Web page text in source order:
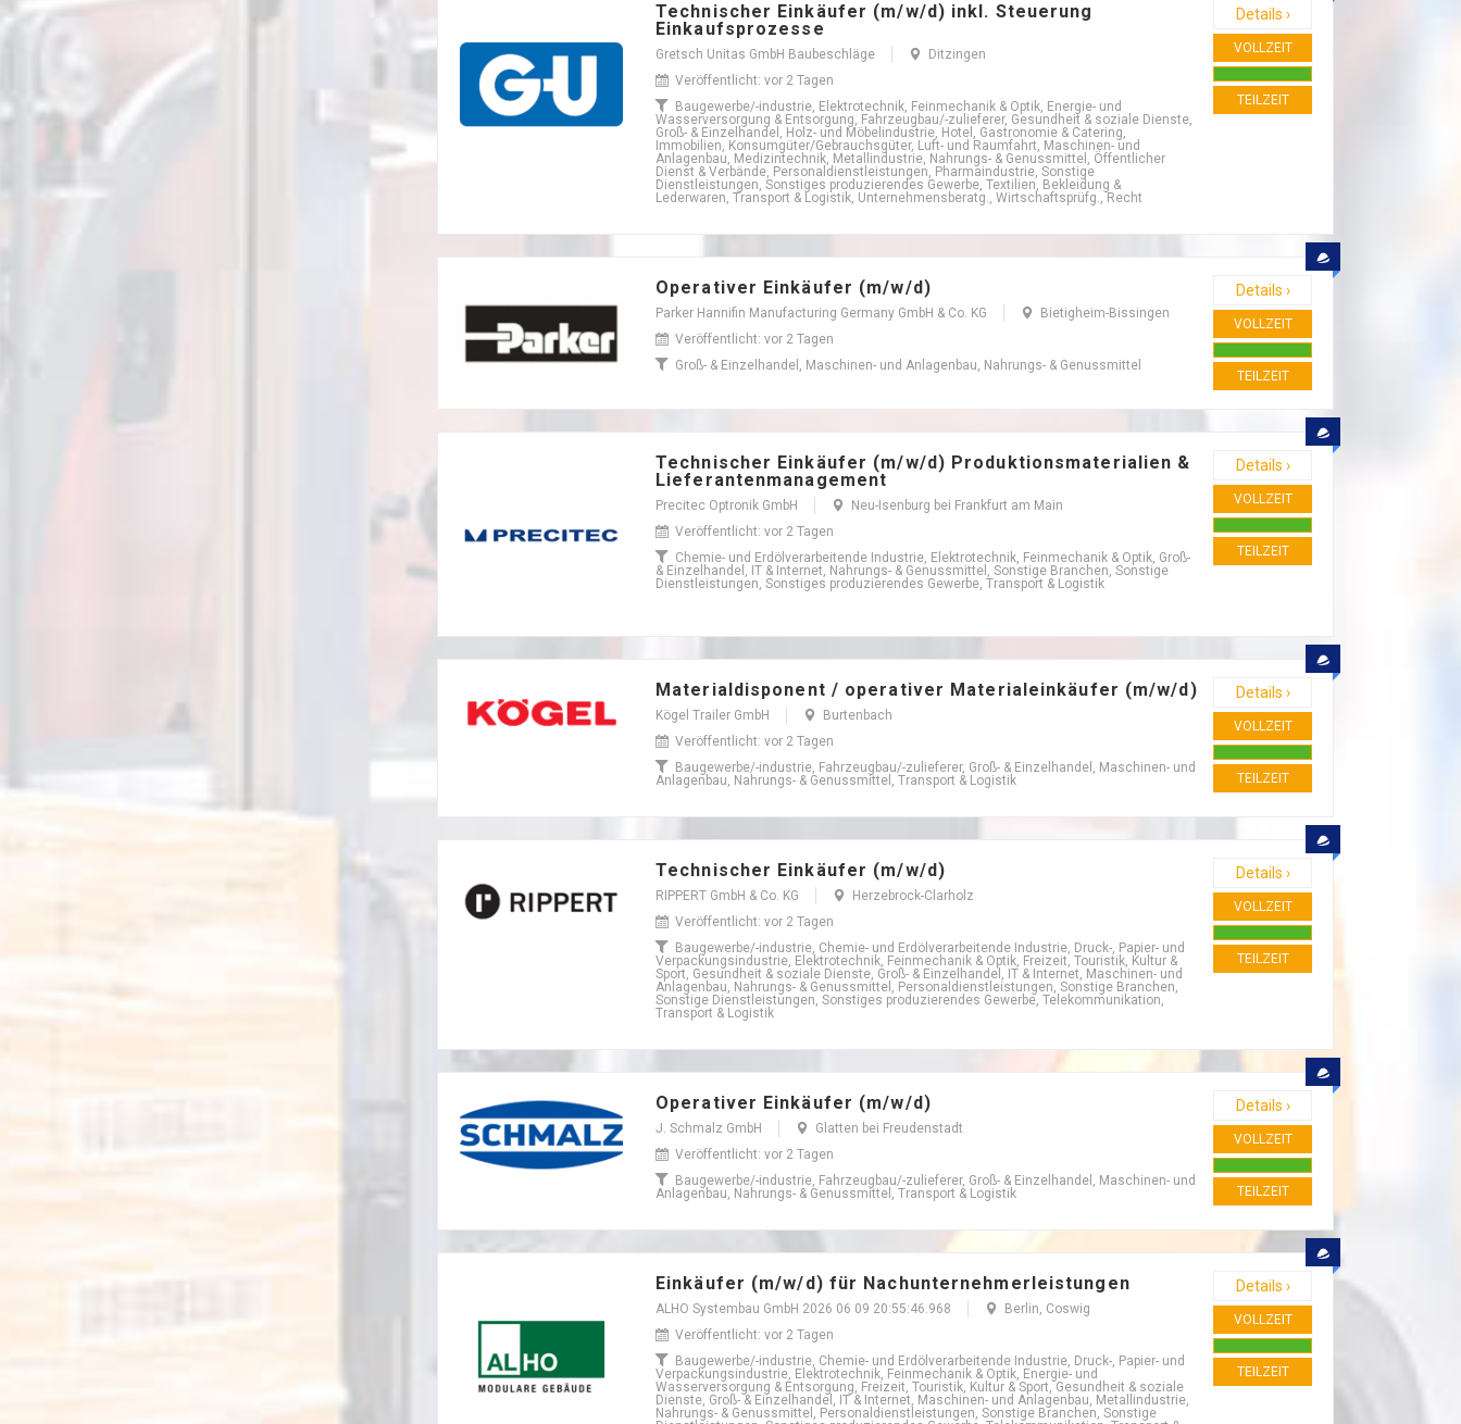
Technischer Einkäufer (m/w/d) inkl. Steuerung
Einkaufsprozesse
Gretsch Unitas GmbH Baubeschläge
Ditzingen
Veröffentlicht: vor 2 Tagen
Baugewerbe/-industrie, Elektrotechnik, Feinmechanik & Optik, Energie- und
Wasserversorgung & Entsorgung, Fahrzeugbau/-zulieferer, Gesundheit & soziale Dienste,
Groß- & Einzelhandel, Holz- und Möbelindustrie, Hotel, Gastronomie & Catering,
Immobilien, Konsumgüter/Gebrauchsgüter, Luft- und Raumfahrt, Maschinen- und
Anlagenbau, Medizintechnik, Metallindustrie, Nahrungs- & Genussmittel, Öffentlicher
Dienst & Verbände, Personaldienstleistungen, Pharmaindustrie, Sonstige
Dienstleistungen, Sonstiges produzierendes Gewerbe, Textilien, Bekleidung &
Lederwaren, Transport & Logistik, Unternehmensberatg., Wirtschaftsprüfg., Recht
Details ›
VOLLZEIT
TEILZEIT
Operativer Einkäufer (m/w/d)
Parker Hannifin Manufacturing Germany GmbH & Co. KG
Bietigheim-Bissingen
Veröffentlicht: vor 2 Tagen
Groß- & Einzelhandel, Maschinen- und Anlagenbau, Nahrungs- & Genussmittel
Details ›
VOLLZEIT
TEILZEIT
Technischer Einkäufer (m/w/d) Produktionsmaterialien &
Lieferantenmanagement
Precitec Optronik GmbH
Neu-Isenburg bei Frankfurt am Main
Veröffentlicht: vor 2 Tagen
Chemie- und Erdölverarbeitende Industrie, Elektrotechnik, Feinmechanik & Optik, Groß-
& Einzelhandel, IT & Internet, Nahrungs- & Genussmittel, Sonstige Branchen, Sonstige
Dienstleistungen, Sonstiges produzierendes Gewerbe, Transport & Logistik
Details ›
VOLLZEIT
TEILZEIT
Materialdisponent / operativer Materialeinkäufer (m/w/d)
Kögel Trailer GmbH
Burtenbach
Veröffentlicht: vor 2 Tagen
Baugewerbe/-industrie, Fahrzeugbau/-zulieferer, Groß- & Einzelhandel, Maschinen- und
Anlagenbau, Nahrungs- & Genussmittel, Transport & Logistik
Details ›
VOLLZEIT
TEILZEIT
Technischer Einkäufer (m/w/d)
RIPPERT GmbH & Co. KG
Herzebrock-Clarholz
Veröffentlicht: vor 2 Tagen
Baugewerbe/-industrie, Chemie- und Erdölverarbeitende Industrie, Druck-, Papier- und
Verpackungsindustrie, Elektrotechnik, Feinmechanik & Optik, Freizeit, Touristik, Kultur &
Sport, Gesundheit & soziale Dienste, Groß- & Einzelhandel, IT & Internet, Maschinen- und
Anlagenbau, Nahrungs- & Genussmittel, Personaldienstleistungen, Sonstige Branchen,
Sonstige Dienstleistungen, Sonstiges produzierendes Gewerbe, Telekommunikation,
Transport & Logistik
Details ›
VOLLZEIT
TEILZEIT
Operativer Einkäufer (m/w/d)
J. Schmalz GmbH
Glatten bei Freudenstadt
Veröffentlicht: vor 2 Tagen
Baugewerbe/-industrie, Fahrzeugbau/-zulieferer, Groß- & Einzelhandel, Maschinen- und
Anlagenbau, Nahrungs- & Genussmittel, Transport & Logistik
Details ›
VOLLZEIT
TEILZEIT
Einkäufer (m/w/d) für Nachunternehmerleistungen
ALHO Systembau GmbH 2026 06 09 20:55:46.968
Berlin, Coswig
Veröffentlicht: vor 2 Tagen
Baugewerbe/-industrie, Chemie- und Erdölverarbeitende Industrie, Druck-, Papier- und
Verpackungsindustrie, Elektrotechnik, Feinmechanik & Optik, Energie- und
Wasserversorgung & Entsorgung, Freizeit, Touristik, Kultur & Sport, Gesundheit & soziale
Dienste, Groß- & Einzelhandel, IT & Internet, Maschinen- und Anlagenbau, Metallindustrie,
Nahrungs- & Genussmittel, Personaldienstleistungen, Sonstige Branchen, Sonstige
Details ›
VOLLZEIT
TEILZEIT